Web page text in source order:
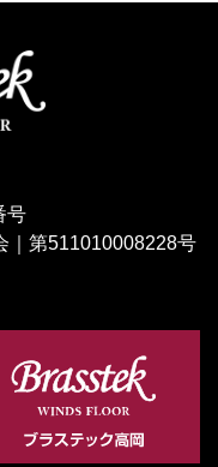
号
｜第511010008228号